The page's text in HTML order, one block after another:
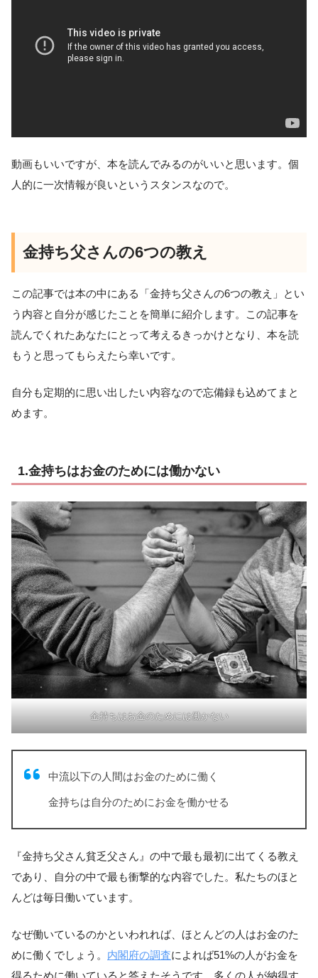
動画もいいですが、本を読んでみるのがいいと思います。個
人的に一次情報が良いというスタンスなので。
金持ち父さんの6つの教え
この記事では本の中にある「金持ち父さんの6つの教え」とい
う内容と自分が感じたことを簡単に紹介します。この記事を
読んでくれたあなたにとって考えるきっかけとなり、本を読
もうと思ってもらえたら幸いです。
自分も定期的に思い出したい内容なので忘備録も込めてまと
めます。
1.金持ちはお金のためには働かない
金持ちはお金のためには働かない
中流以下の人間はお金のために働く
金持ちは自分のためにお金を働かせる
『金持ち父さん貧乏父さん』の中で最も最初に出てくる教え
であり、自分の中で最も衝撃的な内容でした。私たちのほと
んどは毎日働いています。
なぜ働いているのかといわれれば、ほとんどの人はお金のた
めに働くでしょう。 内閣府の調査によれば51%の人がお金を